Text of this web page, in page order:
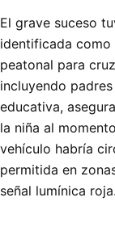
El grave suceso
identificada como
peatonal para
incluyendo
educativa,
la niña al
vehículo habría
permitida en
señal lumínica roja.